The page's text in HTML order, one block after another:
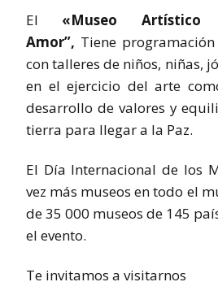
El «Museo Artístico
Amor”, Tiene
con talleres de niños, niñas,
en el ejercicio del arte
desarrollo de valores y
tierra para llegar a la Paz.
El Día Internacional de los
vez más museos en todo el
de 35 000 museos de 145
el evento.
Te invitamos a visitarnos